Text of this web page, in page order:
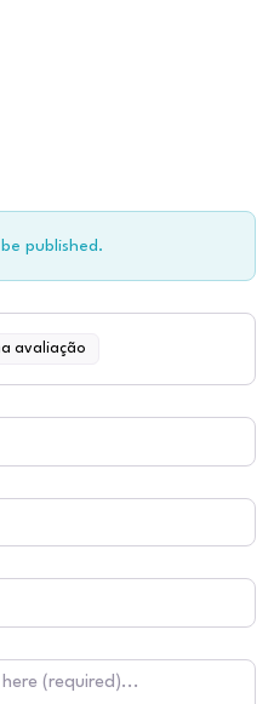
published.
avaliação